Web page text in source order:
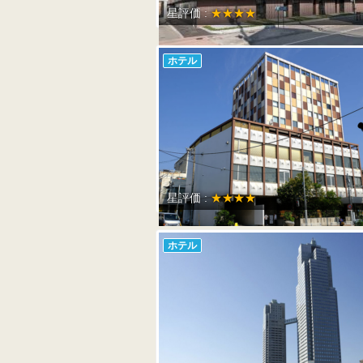
星評価 :★★★★
ホテル
星評価 :★★★★
ホテル